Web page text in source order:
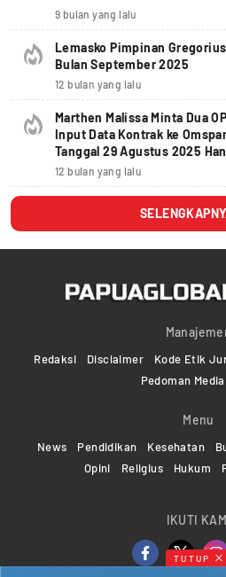
9 bulan yang lalu
Lemasko Pimpinan
Bulan September 2025
12 bulan yang lalu
Marthen Malissa Minta Dua
Input Data Kontrak ke
Tanggal 29 Agustus 2025
12 bulan yang lalu
Redaksi Disclaimer Kode Etik
Pedoman
Menu
News Pendidikan Kesehatan
Opini
Religius Hukum
IKUTI KAMI
TUTUP